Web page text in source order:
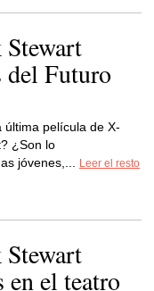
del Futuro
película de X-
¿Son lo
jóvenes,...
Leer el resto
el teatro